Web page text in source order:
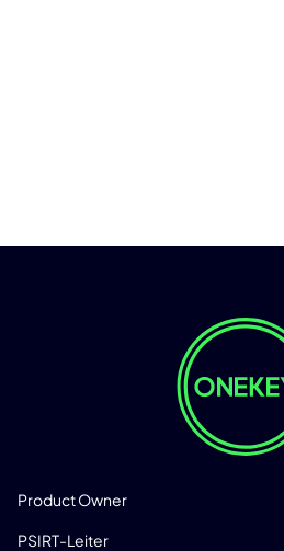
Product Owner
PSIRT-Leiter